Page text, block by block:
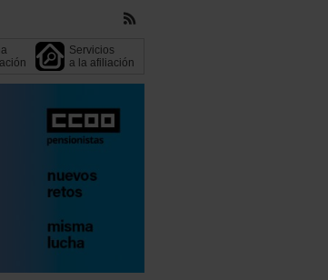
Servicios
a la afiliación